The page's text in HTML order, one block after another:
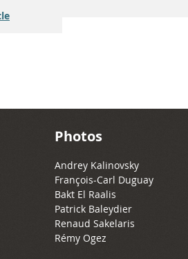
Photos
Andrey Kalinovsky
François-Carl Duguay
Bakt El Raalis
Patrick Baleydier
Renaud Sakelaris
Rémy Ogez